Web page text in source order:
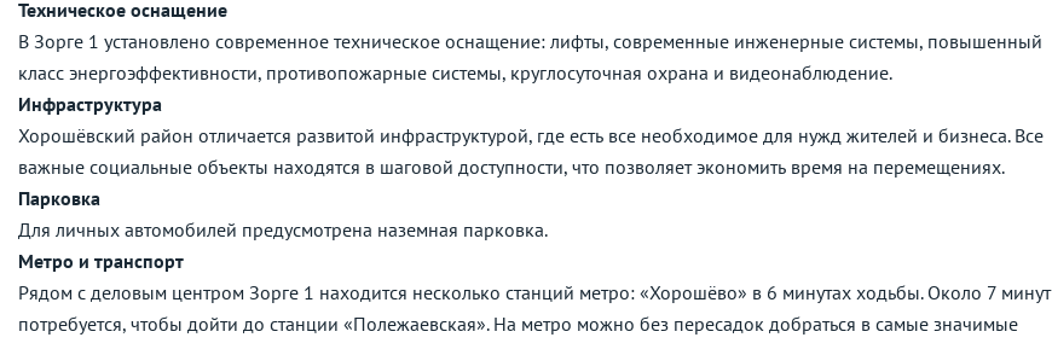
Техническое оснащение
В Зорге 1 установлено современное техническое оснащение: лифты, современные инженерные системы, повышенный
класс энергоэффективности, противопожарные системы, круглосуточная охрана и видеонаблюдение.
Инфраструктура
Хорошёвский район отличается развитой инфраструктурой, где есть все необходимое для нужд жителей и бизнеса. Все
важные социальные объекты находятся в шаговой доступности, что позволяет экономить время на перемещениях.
Парковка
Для личных автомобилей предусмотрена наземная парковка.
Метро и транспорт
Рядом с деловым центром Зорге 1 находится несколько станций метро: «Хорошёво» в 6 минутах ходьбы. Около 7 минут
потребуется, чтобы дойти до станции «Полежаевская». На метро можно без пересадок добраться в самые значимые